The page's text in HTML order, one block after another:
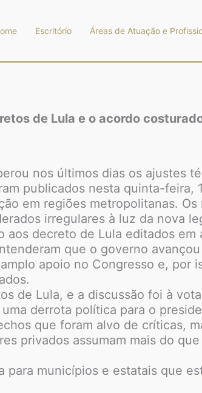
Escritório Áreas de Atuação e
de Lula e o acordo
nos últimos dias os ajustes
publicados nesta quinta-feira,
em regiões metropolitanas.
irregulares à luz da nova
decreto de Lula editados
que o governo
apoio no Congresso e, por
de Lula, e a discussão foi à
derrota política para o
que foram alvo de críticas,
privados assumam mais do
municípios e estatais que